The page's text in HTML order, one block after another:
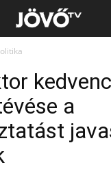
kedvenc
a